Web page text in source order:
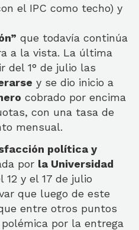
el IPC como techo) y
que todavía continúa
a la vista. La última
del 1° de julio las
y se dio inicio a
cobrado por encima
con una tasa de
mensual.
política y
por la Universidad
12 y el 17 de julio
que luego de este
entre otros puntos
por la entrega